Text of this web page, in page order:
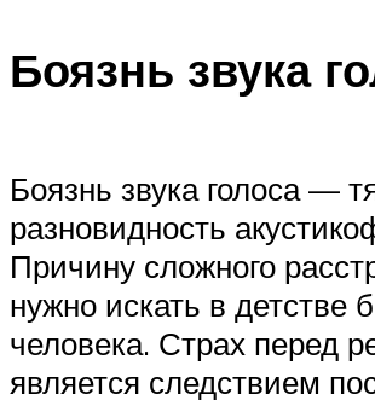
Боязнь звука
Боязнь звука голоса —
разновидность
Причину сложного
нужно искать в детстве
человека. Страх перед
является следствием